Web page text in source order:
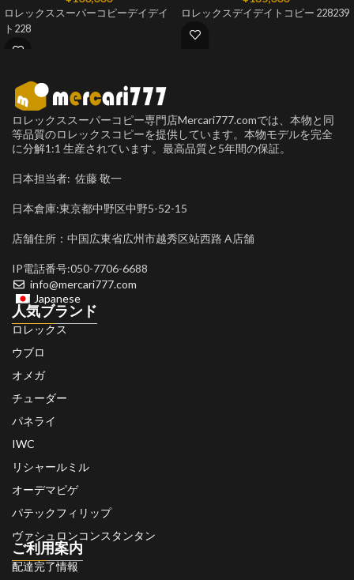
ロレックススーパーコピーデイデイ
ト228
ロレックスデイデイトコピー 228239
ロレックススーパーコピー専門店Mercari777.comでは、本物と同
等品質のロレックスコピーを提供しています。本物モデルを完全
に分解1:1 生産されています。最高品質と5年間の保証。
日本担当者: 佐藤 敬一
日本倉庫:東京都中野区中野5-52-15
店舗住所：中国広東省広州市越秀区站西路 A店舗
IP電話番号:050-7706-6688
info@mercari777.com
Japanese
人気ブランド
ロレックス
ウブロ
オメガ
チューダー
パネライ
IWC
リシャールミル
オーデマピゲ
パテックフィリップ
ヴァシュロンコンスタンタン
ご利用案内
配達完了情報